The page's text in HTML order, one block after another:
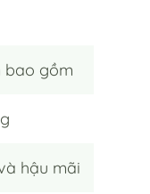
bao gồm
hậu mãi